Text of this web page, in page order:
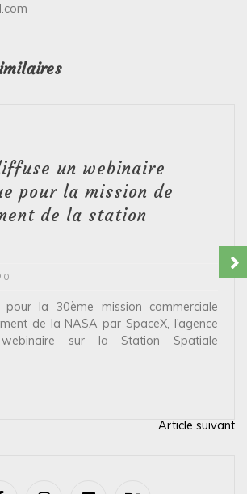
un webinaire
pour la mission de
de la station
0
pour la 30ème mission commerciale
de la NASA par SpaceX, l’agence
sur la Station Spatiale
Article suivant